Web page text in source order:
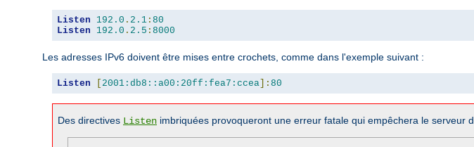
Listen 192.0 . 2.1 : 80
Listen
192.0 . 2.5 : 8000
Les adresses IPv6 doivent être mises entre crochets, comme dans l'exemple suivant :
Listen [ 2001:db8::a00:20ff:fea7:ccea]: 80
Des directives Listen imbriquées provoqueront une erreur fatale qui empêchera le serveur